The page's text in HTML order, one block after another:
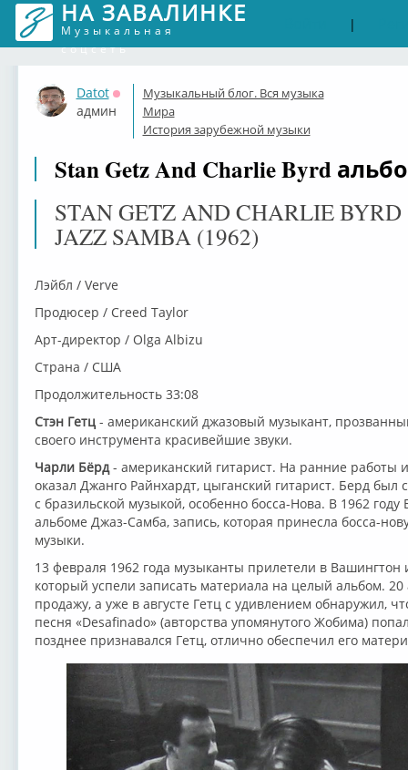
НА ЗАВАЛИНКЕ
Музыкальная
соцсеть
|
Datot
Оффлайн
админ
Музыкальный блог. Вся музыка
Мира
История зарубежной музыки
Stan Getz And Charlie Byrd
STAN GETZ AND CHARLIE BYRD
JAZZ SAMBA (1962)
Лэйбл / Verve
Продюсер / Creed Taylor
Арт-директор / Olga Albizu
Страна / США
Продолжительность 33:08
Стэн Гетц- американский джазовый музыкант,
своего инструмента красивейшие звуки.
Чарли Бёрд- американский гитарист. На ранние работы
оказал Джанго Райнхардт, цыганский гитарист. Берд
с бразильской музыкой, особенно босса-Нова. В 1962
альбоме Джаз-Самба, запись, которая принесла босса-
музыки.
13 февраля 1962 года музыканты прилетели в
который успели записать материала на целый альбом. 20
продажу, а уже в августе Гетц с удивлением обнаружил,
песня «Desafinado» (авторства упомянутого Жобима)
позднее признавался Гетц, отлично обеспечил его